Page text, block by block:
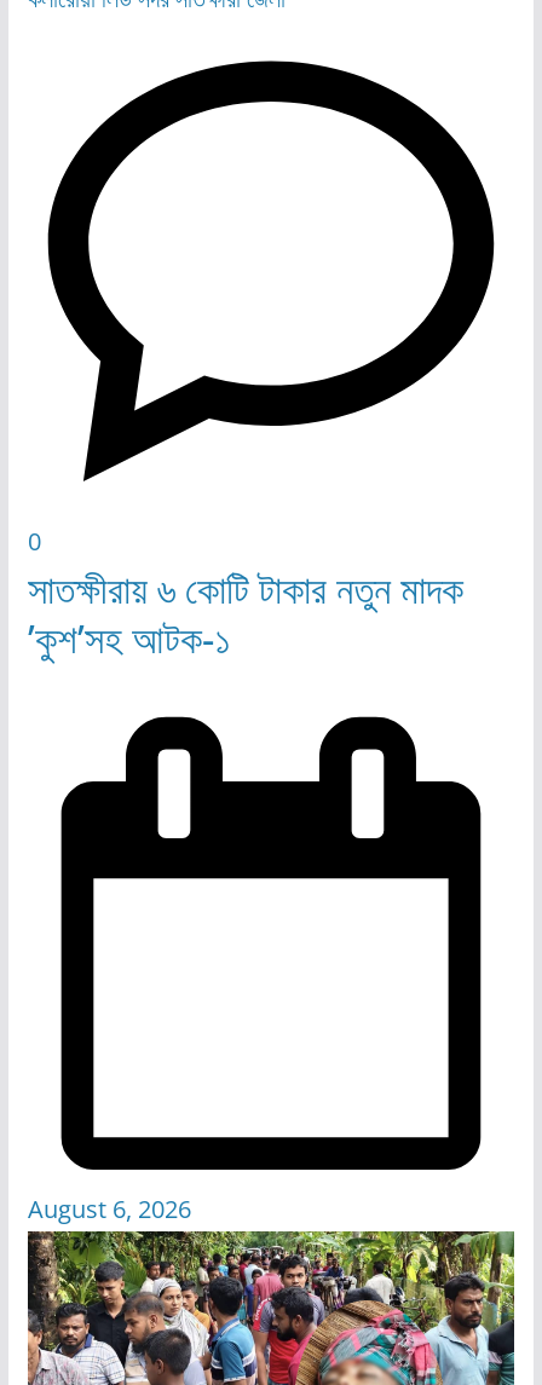
0
সাতক্ষীরায় ৬ কোটি টাকার নতুন মাদক
’কুশ’সহ আটক-১
August 6, 2026